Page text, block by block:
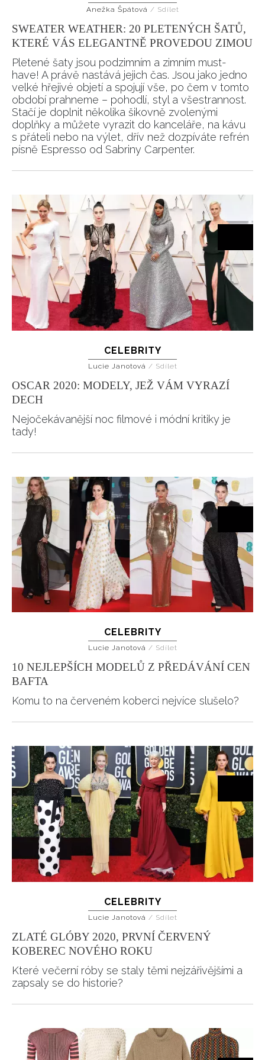
Anežka Špátová / Sdílet
SWEATER WEATHER: 20 PLETENÝCH ŠATŮ,
KTERÉ VÁS ELEGANTNĚ PROVEDOU ZIMOU
Pletené šaty jsou podzimním a zimním must-
have! A právě nastává jejich čas. Jsou jako jedno
velké hřejivé objetí a spojují vše, po čem v tomto
období prahneme – pohodlí, styl a všestrannost.
Stačí je doplnit několika šikovně zvolenými
doplňky a můžete vyrazit do kanceláře, na kávu
s přáteli nebo na výlet, dřív než dozpíváte refrén
písně Espresso od Sabriny Carpenter.
CELEBRITY
Lucie Janotová / Sdílet
OSCAR 2020: MODELY, JEŽ VÁM VYRAZÍ
DECH
Nejočekávanější noc filmové i módní kritiky je
tady!
CELEBRITY
Lucie Janotová / Sdílet
10 NEJLEPŠÍCH MODELŮ Z PŘEDÁVÁNÍ CEN
BAFTA
Komu to na červeném koberci nejvíce slušelo?
CELEBRITY
Lucie Janotová / Sdílet
ZLATÉ GLÓBY 2020, PRVNÍ ČERVENÝ
KOBEREC NOVÉHO ROKU
Které večerní róby se staly těmi nejzářivějšími a
zapsaly se do historie?